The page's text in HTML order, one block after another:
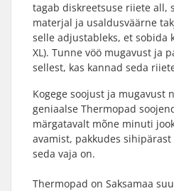
tagab diskreetsuse riiete all,
materjal ja usaldusväärne
selle adjustableks, et sobida
XL). Tunne vöö mugavust ja
sellest, kas kannad seda
Kogege soojust ja mugavust
geniaalse Thermopad
märgatavalt mõne minuti
avamist, pakkudes
seda vaja on.
Thermopad on Saksamaa